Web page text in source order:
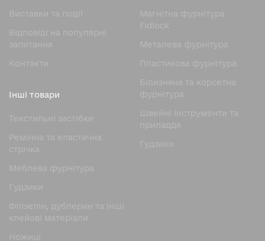
Виставки та події
Відповіді на популярні
запитання
Контакти
Магнітна фурнітура
Fidlock
Металева фурнітура
Пластикова фурнітура
Білизняна та корсетна
фурнітура
Швейні інструменти та
приладдя
Гудзики
Інші товари
Текстильні застібки
Ремінна та еластична
стрічка
Меблева фурнітура
Гудзики
Флізелін, дублерин та інші
клейові матеріали
Ножицi